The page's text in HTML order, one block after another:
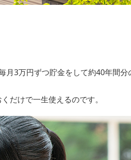
月3万円ずつ貯金をして約40年間分
だけで一生使えるのです。